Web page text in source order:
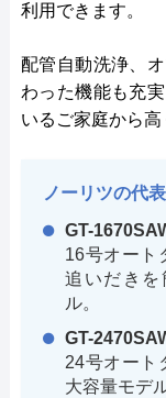
利用できます。
配管自動洗浄、
わった機能も充
いるご家庭から高
ノーリツの代
GT-
16号オート
追いだき
ル。
GT-
24号オート
大容量モデル